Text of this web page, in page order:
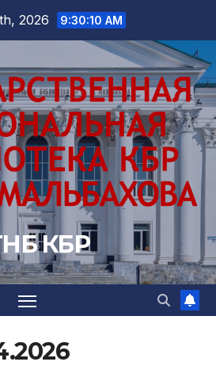
2026 9:30:11 AM
КБР